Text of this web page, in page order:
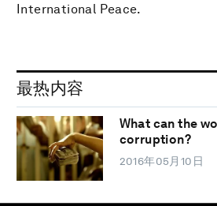
International Peace.
最热内容
What can the
corruption?
2016年05月10日